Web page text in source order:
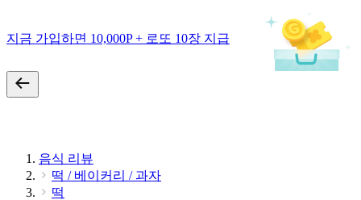
지금 가입하면 10,000P + 로또 10장 지급
음식 리뷰
떡 / 베이커리 / 과자
떡